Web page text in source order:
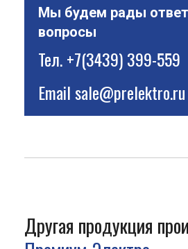
Мы будем рады
вопросы
Тел.+7(3439) 399-559
Emailsale@prelektro.ru
Другая продукция